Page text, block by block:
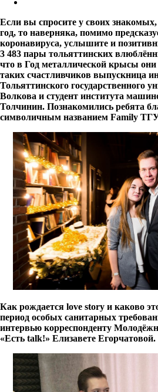
Если вы спросите у своих
год, то наверняка, помимо
коронавируса, услышите и
3 483 пары тольяттинских
что в Год металлической крысы они
таких счастливчиков выпускница
Тольяттинского государственного
Волкова и студент института
Толчинин. Познакомились ребята
символичным названием Family
Как рождается love story и каково
период особых санитарных
интервью корреспонденту
«Есть talk!» Елизавете Егорчатовой.